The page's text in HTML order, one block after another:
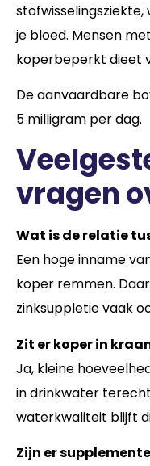
je bloed. Mensen
koperbeperkt dieet
De aanvaardbare
5 milligram per dag.
vragen
Wat is de relatie
Een hoge inname
koper remmen.
zinksuppletie vaak
Zit er koper in
Ja, kleine
in drinkwater
waterkwaliteit blijft
Zijn er